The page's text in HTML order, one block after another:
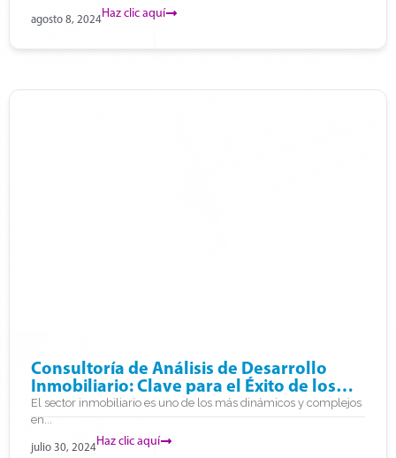
agosto 8, 2024Haz clic aquí
Consultoría de Análisis de Desarrollo
Inmobiliario: Clave para el Éxito de los
Proyectos Inmobiliarios
El sector inmobiliario es uno de los más dinámicos y complejos
en...
julio 30, 2024Haz clic aquí